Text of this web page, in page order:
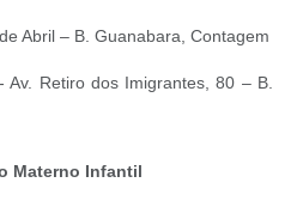
Abril – B. Guanabara, Contagem
Av. Retiro dos Imigrantes, 80 – B.
Materno Infantil